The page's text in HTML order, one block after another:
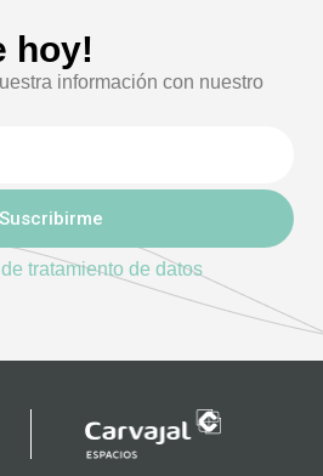
hoy!
información con nuestro
tratamiento de datos
Suscribirme